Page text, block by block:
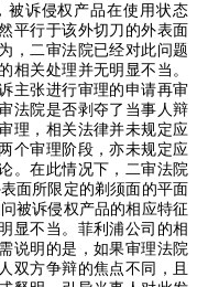
被诉侵权产品在使用状态
平行于该外切刀的外表面
，二审法院已经对此问题
相关处理并无明显不当。
主张进行审理的申请再审
法院是否剥夺了当事人辩
理，相关法律并未规定应
个审理阶段，亦未规定应
。在此情况下，二审法院
面所限定的剃须面的平面
被诉侵权产品的相应特征
显不当。菲利浦公司的相
说明的是，如果审理法院
双方争辩的焦点不同，且